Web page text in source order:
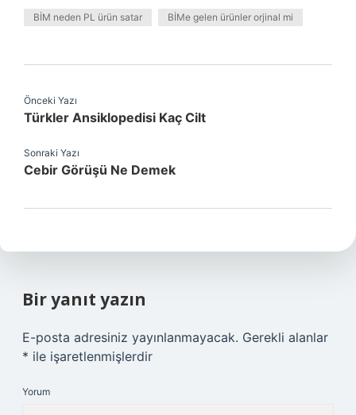
BİM neden PL ürün satar BİMe gelen ürünler orjinal mi
Önceki Yazı
Türkler Ansiklopedisi Kaç Cilt
Sonraki Yazı
Cebir Görüşü Ne Demek
Bir yanıt yazın
E-posta adresiniz yayınlanmayacak. Gerekli alanlar
* ile işaretlenmişlerdir
Yorum